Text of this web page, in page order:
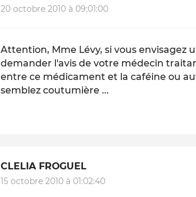
20 octobre 2010 à 09:01:00
Attention, Mme Lévy, si vous envisagez
demander l'avis de votre médecin
entre ce médicament et la caféine ou
semblez coutumière ...
CLELIA FROGUEL
15 octobre 2010 à 01:02:40